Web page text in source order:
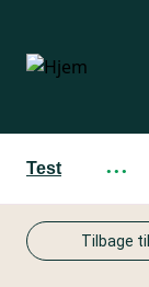
hovedindhold
Test ···
Tilbage